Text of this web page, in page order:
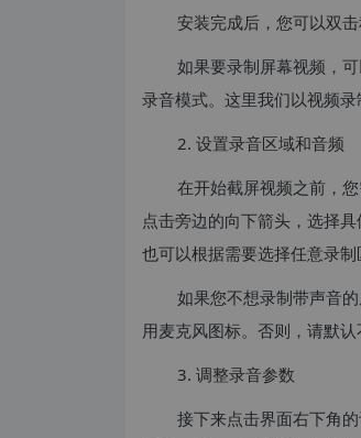
安装完成后，您可以双
如果要录制屏幕视频，
录音模式。这里我们以视频录
2. 设置录音区域和音频
在开始截屏视频之前，
点击旁边的向下箭头，选择
也可以根据需要选择任意录制
如果您不想录制带声音
用麦克风图标。否则，请默认
3. 调整录音参数
接下来点击界面右下角